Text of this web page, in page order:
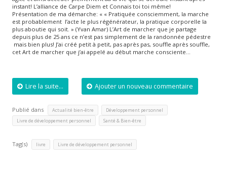
instant! L’alliance de Carpe Diem et Connais toi toi même!
Présentation de ma démarche: « « Pratiquée consciemment, la marche
est probablement l’acte le plus régénérateur, la pratique corporelle la
plus aboutie qui soit. » (Yvan Amar) L’Art de marcher que je partage
depuis plus de 25 ans ce n’est pas simplement de la randonnée pédestre
mais bien plus! J’ai créé petit à petit, pas après pas, souffle après souffle,
cet Art de marcher que j’ai appelé au début marche consciente…
Lire la suite... Ajouter un nouveau commentaire
Publié dans Actualité bien-être Développement personnel
Livre de développement personnel Santé & Bien-être
Tag(s) livre Livre de développement personnel